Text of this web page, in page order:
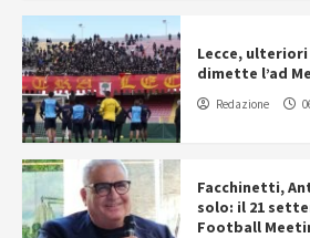
Lecce,
dimette l’ad
Redazione
Facchinetti,
solo: il 21
Football